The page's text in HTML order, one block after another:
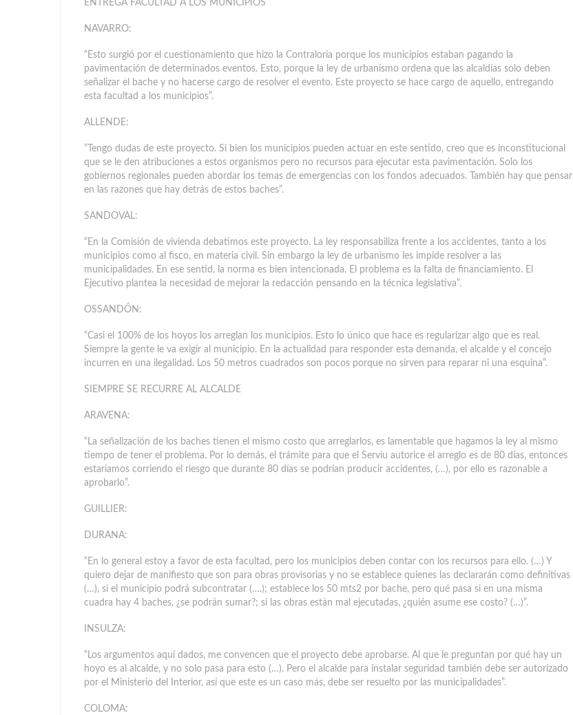
ENTREGA FACULTAD A LOS MUNICIPIOS
NAVARRO:
“Esto surgió por el cuestionamiento que hizo la Contraloría porque los municipios estaban pagando la
pavimentación de determinados eventos. Esto, porque la ley de urbanismo ordena que las alcaldías solo deben
señalizar el bache y no hacerse cargo de resolver el evento. Este proyecto se hace cargo de aquello, entregando
esta facultad a los municipios”.
ALLENDE:
“Tengo dudas de este proyecto. Si bien los municipios pueden actuar en este sentido, creo que es inconstitucional
que se le den atribuciones a estos organismos pero no recursos para ejecutar esta pavimentación. Solo los
gobiernos regionales pueden abordar los temas de emergencias con los fondos adecuados. También hay que pensar
en las razones que hay detrás de estos baches”.
SANDOVAL:
“En la Comisión de vivienda debatimos este proyecto. La ley responsabiliza frente a los accidentes, tanto a los
municipios como al fisco, en materia civil. Sin embargo la ley de urbanismo les impide resolver a las
municipalidades. En ese sentid, la norma es bien intencionada. El problema es la falta de financiamiento. El
Ejecutivo plantea la necesidad de mejorar la redacción pensando en la técnica legislativa”.
OSSANDÓN:
“Casi el 100% de los hoyos los arreglan los municipios. Esto lo único que hace es regularizar algo que es real.
Siempre la gente le va exigir al municipio. En la actualidad para responder esta demanda, el alcalde y el concejo
incurren en una ilegalidad. Los 50 metros cuadrados son pocos porque no sirven para reparar ni una esquina”.
SIEMPRE SE RECURRE AL ALCALDE
ARAVENA:
“La señalización de los baches tienen el mismo costo que arreglarlos, es lamentable que hagamos la ley al mismo
tiempo de tener el problema. Por lo demás, el trámite para que el Serviu autorice el arreglo es de 80 días, entonces
estaríamos corriendo el riesgo que durante 80 días se podrían producir accidentes, (…), por ello es razonable a
aprobarlo”.
GUILLIER:
DURANA:
“En lo general estoy a favor de esta facultad, pero los municipios deben contar con los recursos para ello. (…) Y
quiero dejar de manifiesto que son para obras provisorias y no se establece quienes las declararán como definitivas
(…), si el municipio podrá subcontratar (….); establece los 50 mts2 por bache, pero qué pasa si en una misma
cuadra hay 4 baches, ¿se podrán sumar?; si las obras están mal ejecutadas, ¿quién asume ese costo? (…)”.
INSULZA:
“Los argumentos aquí dados, me convencen que el proyecto debe aprobarse. Al que le preguntan por qué hay un
hoyo es al alcalde, y no solo pasa para esto (…). Pero el alcalde para instalar seguridad también debe ser autorizado
por el Ministerio del Interior, así que este es un caso más, debe ser resuelto por las municipalidades”.
COLOMA: